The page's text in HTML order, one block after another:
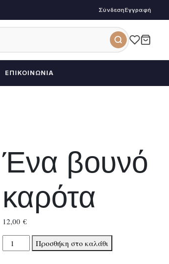
ΣύνδεσηΕγγραφή
ΕΠΙΚΟΙΝΩΝΊΑ
Ένα βουνό
καρότα
12,00€
Ένα
βουνό
Προσθήκη στο καλάθι